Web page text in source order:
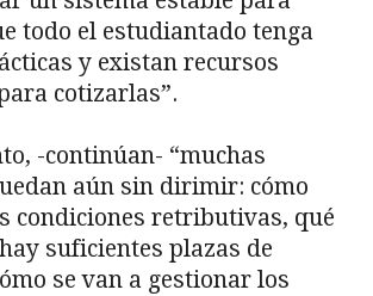
todo el estudiantado tenga
y existan recursos
cotizarlas”.
-continúan- “muchas
aún sin dirimir: cómo
condiciones retributivas, qué
suficientes plazas de
se van a gestionar los